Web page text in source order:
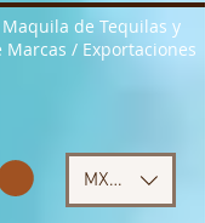
de Tequilas y
/ Exportaciones
MXN ($)